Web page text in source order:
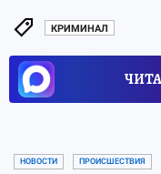
КРИМИНАЛ
НОВОСТИ ПРОИСШЕСТВИЯ